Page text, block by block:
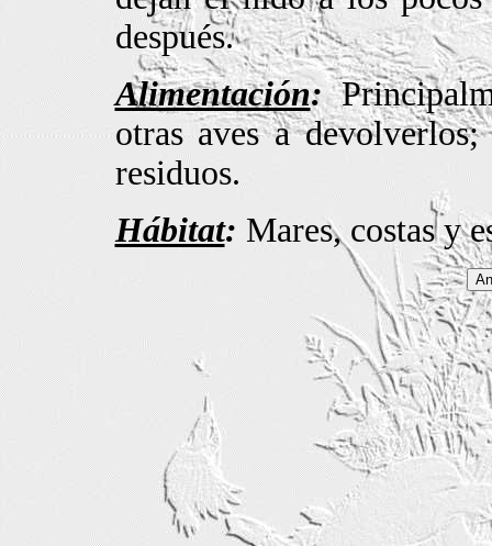
después.
Alimentación:
otras aves a
residuos.
Hábitat: Mares, costas y